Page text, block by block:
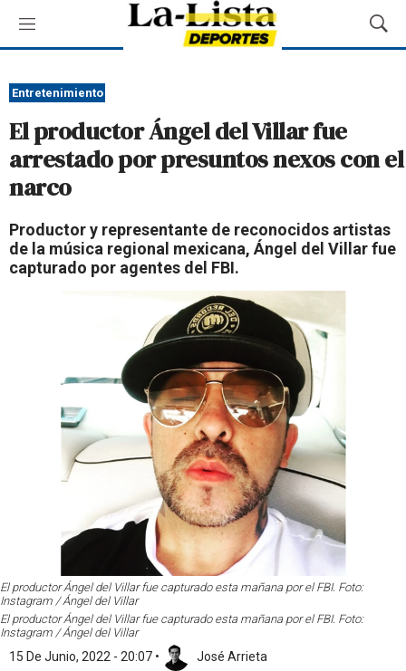
M
e
ú
M
o
B
q
u
e
Entretenimiento
El productor Ángel del Villar fue
arrestado por presuntos nexos con el
narco
Productor y representante de reconocidos artistas
de la música regional mexicana, Ángel del Villar fue
capturado por agentes del FBI.
El productor Ángel del Villar fue capturado esta mañana por el FBI. Foto:
Instagram / Ángel del Villar
El productor Ángel del Villar fue capturado esta mañana por el FBI. Foto:
Instagram / Ángel del Villar
15 De Junio, 2022 - 20:07 • José Arrieta